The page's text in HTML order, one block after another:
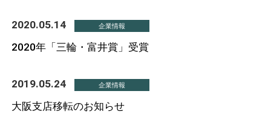
2020.05.14 企業情報
2020年「三輪・富井賞」受賞
2019.05.24 企業情報
大阪支店移転のお知らせ